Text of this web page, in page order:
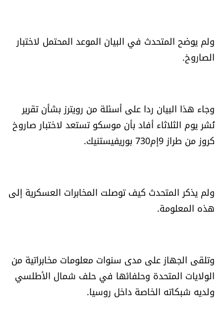
اقرأ تضحك
كاميرا
صحّة وصحن
حظّك اليوم
فيديو
ولم يوضح المتحدث في البيان الموعد المحتمل لاختبار
الصاروخ.
وجاء هذا البيان ردا على أسئلة من رويترز بشأن تقرير
نُشر يوم الثلاثاء أفاد بأن موسكو تستعد لاختبار صاروخ
كروز من طراز 9إم730 بوريفيستنيك.
ولم يذكر المتحدث كيف توصلت المخابرات العسكرية إلى
هذه المعلومة.
وتلقى الجهاز على مدى سنوات معلومات مخابراتية من
الولايات المتحدة وحلفائها في حلف شمال الأطلسي
ولديه شبكاته الخاصة داخل روسيا.